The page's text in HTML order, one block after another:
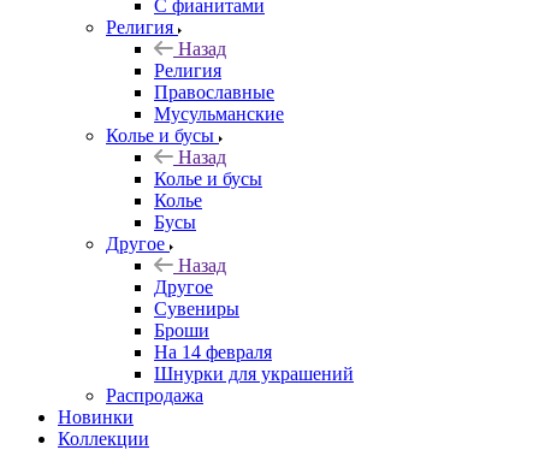
С фианитами
Религия
Назад
Религия
Православные
Мусульманские
Колье и бусы
Назад
Колье и бусы
Колье
Бусы
Другое
Назад
Другое
Сувениры
Броши
На 14 февраля
Шнурки для украшений
Распродажа
Новинки
Коллекции